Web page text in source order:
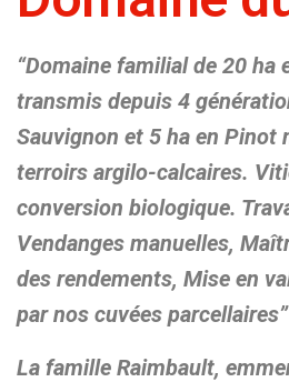
“Domaine familial de 20 ha
transmis depuis 4
Sauvignon et 5 ha en Pinot
terroirs argilo-calcaires.
conversion biologique.
Vendanges manuelles,
des rendements, Mise en
par nos cuvées parcellaires”
La famille Raimbault,